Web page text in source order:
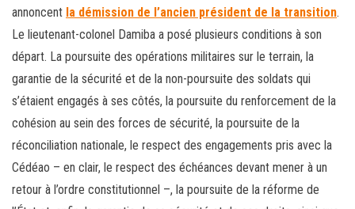
annoncent la démission de l’ancien président de la transition.
Le lieutenant-colonel Damiba a posé plusieurs conditions à son
départ. La poursuite des opérations militaires sur le terrain, la
garantie de la sécurité et de la non-poursuite des soldats qui
s’étaient engagés à ses côtés, la poursuite du renforcement de la
cohésion au sein des forces de sécurité, la poursuite de la
réconciliation nationale, le respect des engagements pris avec la
Cédéao – en clair, le respect des échéances devant mener à un
retour à l’ordre constitutionnel –, la poursuite de la réforme de